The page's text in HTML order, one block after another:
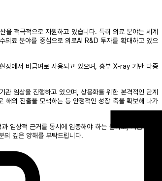
적극적으로 지원하고 있습니다. 특히 의료 분야는 세계
의료 분야를 중심으로 의료AI R&D 투자를 확대하고 있으
장에서 비급여로 사용되고 있으며, 흉부 X-ray 기반 다중
임상을 진행하고 있으며, 상용화를 위한 본격적인 단계
외 진출을 모색하는 등 안정적인 성장 축을 확보해 나가
임상적 근거를 동시에 입증해야 하는 분야로, 지금 이 시
의 깊은 양해를 부탁드립니다.